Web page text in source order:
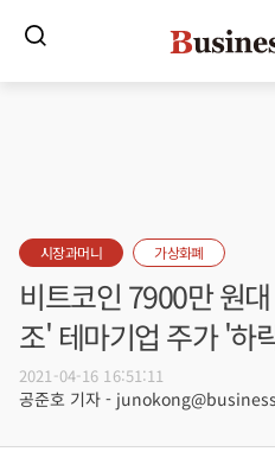
시장과머니 가상화폐
비트코인 7900만 원
조' 테마기업 주가 '하
2021-04-16 16:51:11
공준호 기자 -